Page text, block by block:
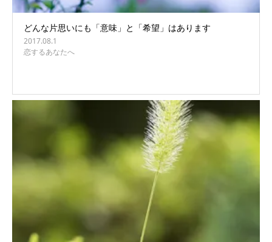
どんな片思いにも「意味」と「希望」はあります
2017.08.1
恋するあなたへ